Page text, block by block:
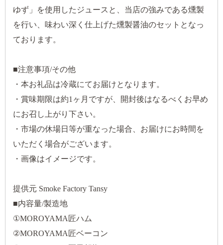
ゆず」を使用したジュースと、当店の強みである燻製
を行い、味わい深く仕上げた燻製醤油のセットとなっ
ております。
■注意事項/その他
・本お礼品は冷蔵にてお届けとなります。
・賞味期限は約1ヶ月ですが、開封後はなるべくお早め
にお召し上がり下さい。
・市場の休場日等が重なった場合、お届けにお時間を
いただく場合がございます。
・画像はイメージです。
提供元 Smoke Factory Tansy
■内容量/製造地
①MOROYAMA匠ハム
②MOROYAMA匠ベーコン